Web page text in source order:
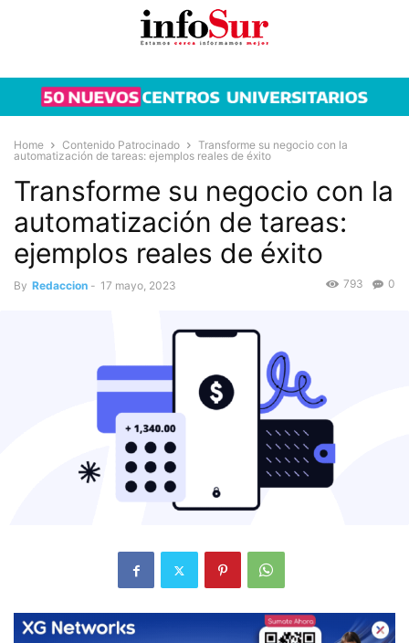
Home Contenido Patrocinado
Transforme su negocio con la
automatización de tareas: ejemplos reales de éxito
Transforme su negocio con la
automatización de tareas:
ejemplos reales de éxito
By Redaccion - 17 mayo, 2023 0
793